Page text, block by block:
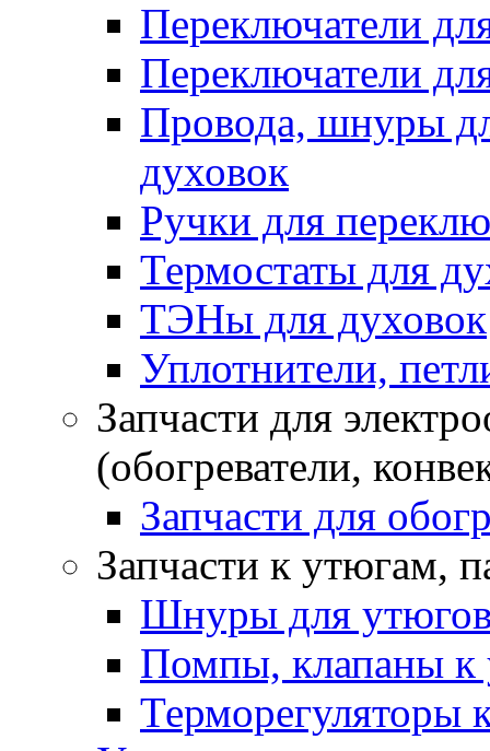
Переключатели
Переключатели
Провода, шнуры
духовок
Ручки для
Термостаты для
ТЭНы для духовок
Уплотнители,
Запчасти для
(обогреватели,
Запчасти для
Запчасти к утюгам,
Шнуры для
Помпы, клапаны к
Терморегуляторы